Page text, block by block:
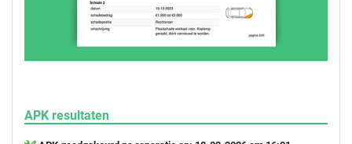
APK resultaten